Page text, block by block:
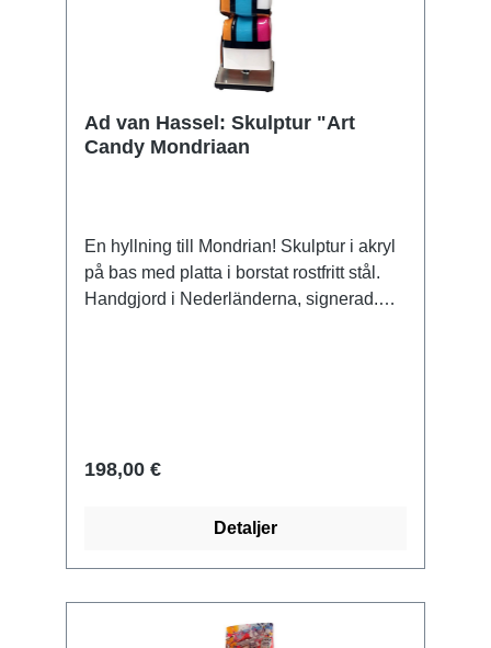
Ad van Hassel: Skulptur "Art
Candy Mondriaan
En hyllning till Mondrian! Skulptur i akryl
på bas med platta i borstat rostfritt stål.
Handgjord i Nederländerna, signerad.
198,00 €
Detaljer